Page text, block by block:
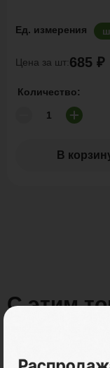
Ед. измерения
Цена за шт:685 ₽
Количество:
В
С этим
Много